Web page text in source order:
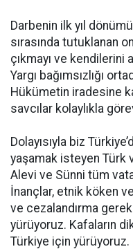
Darbenin ilk yıl
sırasında tutuklanan
çıkmayı ve kendilerini
Yargı bağımsızlığı
Hükümetin iradesine
savcılar kolaylıkla
Dolayısıyla biz
yaşamak isteyen Türk
Alevi ve Sünni tüm
İnançlar, etnik köken ve
ve cezalandırma
yürüyoruz. Kafaların
Türkiye için yürüyoruz.